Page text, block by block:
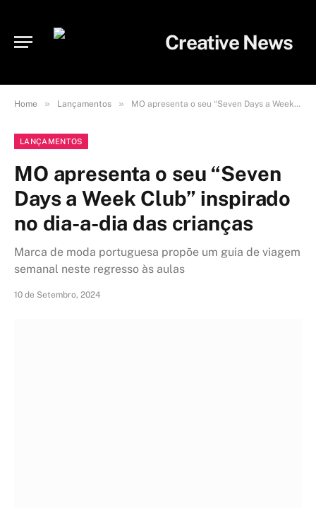
Home » Lançamentos » MO apresenta o seu “Seven Days a Week Club” inspirado no dia-a-dia das crianças
LANÇAMENTOS
MO apresenta o seu “Seven
Days a Week Club” inspirado
no dia-a-dia das crianças
Marca de moda portuguesa propõe um guia de viagem
semanal neste regresso às aulas
10 de Setembro, 2024